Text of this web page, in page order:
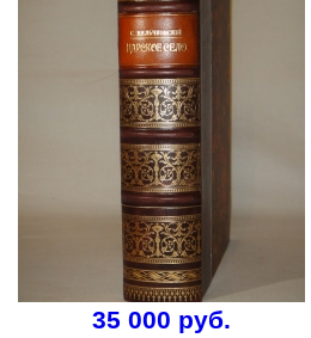
35 000 руб.